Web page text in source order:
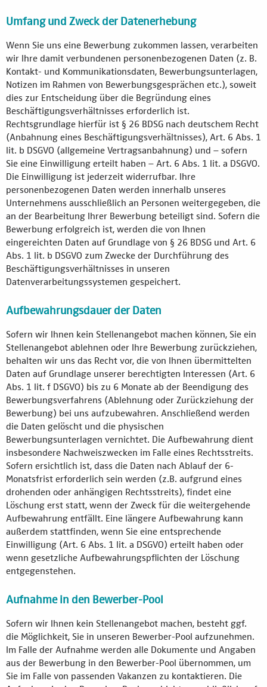
Umfang und Zweck der Datenerhebung
Wenn Sie uns eine Bewerbung zukommen lassen, verarbeiten
wir Ihre damit verbundenen personenbezogenen Daten (z. B.
Kontakt- und Kommunikationsdaten, Bewerbungsunterlagen,
Notizen im Rahmen von Bewerbungsgesprächen etc.), soweit
dies zur Entscheidung über die Begründung eines
Beschäftigungsverhältnisses erforderlich ist.
Rechtsgrundlage hierfür ist § 26 BDSG nach deutschem Recht
(Anbahnung eines Beschäftigungsverhältnisses), Art. 6 Abs. 1
lit. b DSGVO (allgemeine Vertragsanbahnung) und – sofern
Sie eine Einwilligung erteilt haben – Art. 6 Abs. 1 lit. a DSGVO.
Die Einwilligung ist jederzeit widerrufbar. Ihre
personenbezogenen Daten werden innerhalb unseres
Unternehmens ausschließlich an Personen weitergegeben, die
an der Bearbeitung Ihrer Bewerbung beteiligt sind. Sofern die
Bewerbung erfolgreich ist, werden die von Ihnen
eingereichten Daten auf Grundlage von § 26 BDSG und Art. 6
Abs. 1 lit. b DSGVO zum Zwecke der Durchführung des
Beschäftigungsverhältnisses in unseren
Datenverarbeitungssystemen gespeichert.
Aufbewahrungsdauer der Daten
Sofern wir Ihnen kein Stellenangebot machen können, Sie ein
Stellenangebot ablehnen oder Ihre Bewerbung zurückziehen,
behalten wir uns das Recht vor, die von Ihnen übermittelten
Daten auf Grundlage unserer berechtigten Interessen (Art. 6
Abs. 1 lit. f DSGVO) bis zu 6 Monate ab der Beendigung des
Bewerbungsverfahrens (Ablehnung oder Zurückziehung der
Bewerbung) bei uns aufzubewahren. Anschließend werden
die Daten gelöscht und die physischen
Bewerbungsunterlagen vernichtet. Die Aufbewahrung dient
insbesondere Nachweiszwecken im Falle eines Rechtsstreits.
Sofern ersichtlich ist, dass die Daten nach Ablauf der 6-
Monatsfrist erforderlich sein werden (z.B. aufgrund eines
drohenden oder anhängigen Rechtsstreits), findet eine
Löschung erst statt, wenn der Zweck für die weitergehende
Aufbewahrung entfällt. Eine längere Aufbewahrung kann
außerdem stattfinden, wenn Sie eine entsprechende
Einwilligung (Art. 6 Abs. 1 lit. a DSGVO) erteilt haben oder
wenn gesetzliche Aufbewahrungspflichten der Löschung
entgegenstehen.
Aufnahme in den Bewerber-Pool
Sofern wir Ihnen kein Stellenangebot machen, besteht ggf.
die Möglichkeit, Sie in unseren Bewerber-Pool aufzunehmen.
Im Falle der Aufnahme werden alle Dokumente und Angaben
aus der Bewerbung in den Bewerber-Pool übernommen, um
Sie im Falle von passenden Vakanzen zu kontaktieren. Die